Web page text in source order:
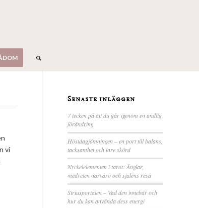
vi
Senaste inläggen
7 tecken på att du går igenom en andlig
förändring
Höstdagjämningen – en port till balans,
tacksamhet och inre skörd
Nyckelelementen i tarot: Änglar,
medveten närvaro och själens resa
Siriusportalen – Vad den innebär och
hur du kan använda dess energi